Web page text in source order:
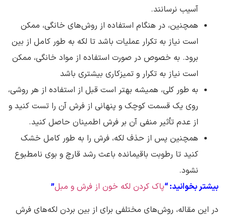
آسیب نرسانند.
همچنین، در هنگام استفاده از روش‌های خانگی، ممکن
است نیاز به تکرار عملیات باشد تا لکه به طور کامل از بین
برود. به خصوص در صورت استفاده از مواد خانگی، ممکن
است نیاز به تکرار و تمیزکاری بیشتری باشد
به طور کلی، همیشه بهتر است قبل از استفاده از هر روشی،
روی یک قسمت کوچک و پنهانی از فرش آن را تست کنید و
از عدم تأثیر منفی آن بر فرش اطمینان حاصل کنید.
همچنین پس از حذف لکه، فرش را به طور کامل خشک
کنید تا رطوبت باقیمانده باعث رشد قارچ و بوی نامطبوع
نشود.
بیشتر بخوانید: “پاک کردن لکه خون از فرش و مبل”
در این مقاله، روش‌های مختلفی برای از بین بردن لکه‌های فرش